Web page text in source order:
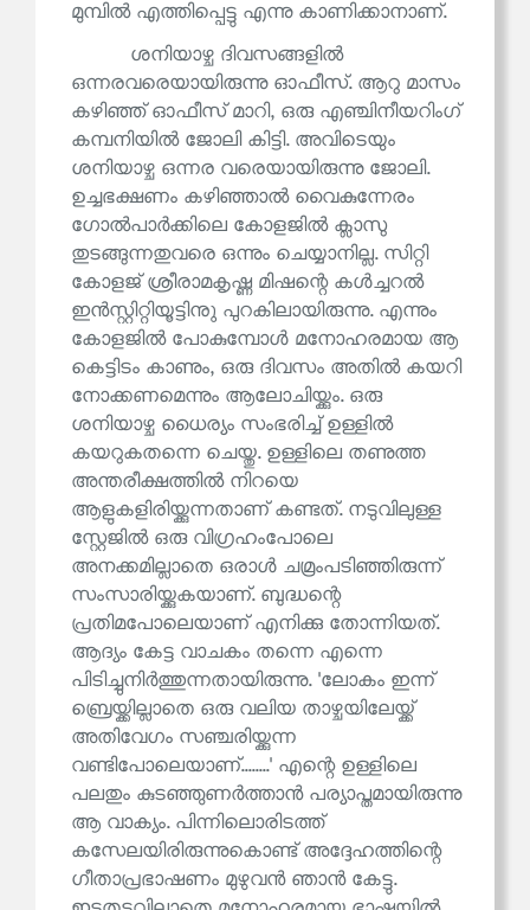
മുമ്പിൽ എത്തിപ്പെട്ടു എന്നു കാണിക്കാനാണ്.
ശനിയാഴ്ച ദിവസങ്ങളിൽ
ഒന്നരവരെയായിരുന്നു ഓഫീസ്. ആറു മാസം
കഴിഞ്ഞ് ഓഫീസ് മാറി, ഒരു എഞ്ചിനീയറിംഗ്
കമ്പനിയിൽ ജോലി കിട്ടി. അവിടെയും
ശനിയാഴ്ച ഒന്നര വരെയായിരുന്നു ജോലി.
ഉച്ചഭക്ഷണം കഴിഞ്ഞാൽ വൈകുന്നേരം
ഗോൽപാർക്കിലെ കോളജിൽ ക്ലാസു
തുടങ്ങുന്നതുവരെ ഒന്നും ചെയ്യാനില്ല. സിറ്റി
കോളജ് ശ്രീരാമകൃഷ്ണ മിഷന്റെ കൾച്ചറൽ
ഇൻസ്റ്റിറ്റിയൂട്ടിനുു പുറകിലായിരുന്നു. എന്നും
കോളജിൽ പോകുമ്പോൾ മനോഹരമായ ആ
കെട്ടിടം കാണും, ഒരു ദിവസം അതിൽ കയറി
നോക്കണമെന്നും ആലോചിയ്ക്കും. ഒരു
ശനിയാഴ്ച ധൈര്യം സംഭരിച്ച് ഉള്ളിൽ
കയറുകതന്നെ ചെയ്തു. ഉള്ളിലെ തണുത്ത
അന്തരീക്ഷത്തിൽ നിറയെ
ആളുകളിരിയ്ക്കുന്നതാണ് കണ്ടത്. നടുവിലുള്ള
സ്റ്റേജിൽ ഒരു വിഗ്രഹംപോലെ
അനക്കമില്ലാതെ ഒരാൾ ചമ്രംപടിഞ്ഞിരുന്ന്
സംസാരിയ്ക്കുകയാണ്. ബുദ്ധന്റെ
പ്രതിമപോലെയാണ് എനിക്കു തോന്നിയത്.
ആദ്യം കേട്ട വാചകം തന്നെ എന്നെ
പിടിച്ചുനിർത്തുന്നതായിരുന്നു. 'ലോകം ഇന്ന്
ബ്രെയ്ക്കില്ലാതെ ഒരു വലിയ താഴ്ചയിലേയ്ക്ക്
അതിവേഗം സഞ്ചരിയ്ക്കുന്ന
വണ്ടിപോലെയാണ്........' എന്റെ ഉള്ളിലെ
പലതും കുടഞ്ഞുണർത്താൻ പര്യാപ്തമായിരുന്നു
ആ വാക്യം. പിന്നിലൊരിടത്ത്
കസേലയിരിരുന്നുകൊണ്ട് അദ്ദേഹത്തിന്റെ
ഗീതാപ്രഭാഷണം മുഴുവൻ ഞാൻ കേട്ടു.